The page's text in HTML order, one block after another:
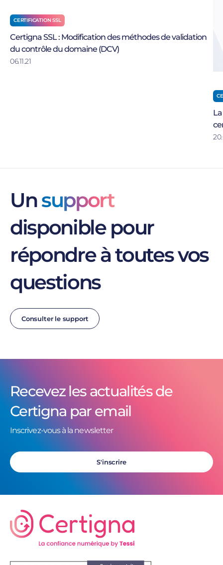
CERTIFICATION SSL
Certigna SSL : Modification des méthodes de validation
du contrôle du domaine (DCV)
06.11.21
Unsupport
disponible pour
répondre à toutes vos
questions
Consulter le support
Recevez les actualités de
Certigna par email
Inscrivez-vous à la newsletter
S'inscrire